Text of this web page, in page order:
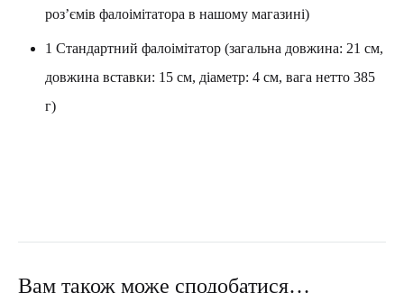
роз’ємів фалоімітатора в нашому магазині)
1 Стандартний фалоімітатор (загальна довжина: 21 см,
довжина вставки: 15 см, діаметр: 4 см, вага нетто 385
г)
Вам також може сподобатися…